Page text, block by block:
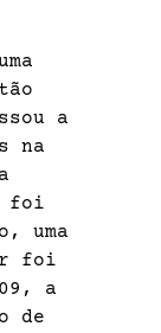
a
na
foi
uma
foi
a
de